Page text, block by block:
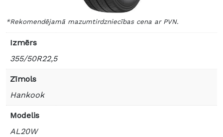
*Rekomendējamā mazumtirdzniecības cena ar PVN.
Izmērs
355/50R22,5
Zīmols
Hankook
Modelis
AL20W